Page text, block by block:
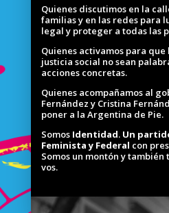
Quienes discutimos en la
familias y en las redes para
legal y proteger a todas las
Quienes activamos para
justicia social no sean
acciones concretas.
Quienes acompañamos al
Fernández y Cristina
poner a la Argentina de Pie.
Somos Identidad. Un
Feminista y Federal con
Somos un montón y
vos.